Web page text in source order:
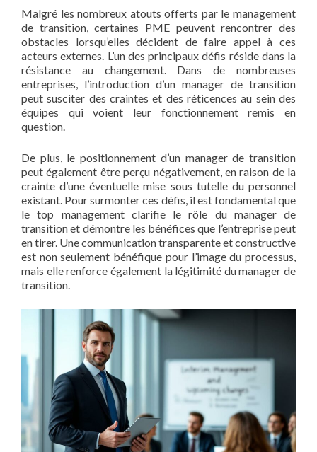
Malgré les nombreux atouts offerts par le management
de transition, certaines PME peuvent rencontrer des
obstacles lorsqu’elles décident de faire appel à ces
acteurs externes. L’un des principaux défis réside dans la
résistance au changement. Dans de nombreuses
entreprises, l’introduction d’un manager de transition
peut susciter des craintes et des réticences au sein des
équipes qui voient leur fonctionnement remis en
question.
De plus, le positionnement d’un manager de transition
peut également être perçu négativement, en raison de la
crainte d’une éventuelle mise sous tutelle du personnel
existant. Pour surmonter ces défis, il est fondamental que
le top management clarifie le rôle du manager de
transition et démontre les bénéfices que l’entreprise peut
en tirer. Une communication transparente et constructive
est non seulement bénéfique pour l’image du processus,
mais elle renforce également la légitimité du manager de
transition.